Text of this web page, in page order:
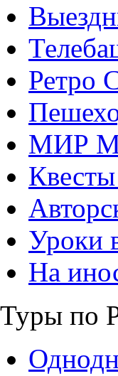
Ретро
МИР
Уроки
На
Туры по